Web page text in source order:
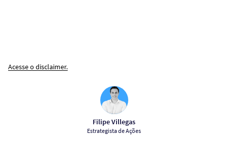
Acesse o disclaimer.
Filipe Villegas
Estrategista de Ações